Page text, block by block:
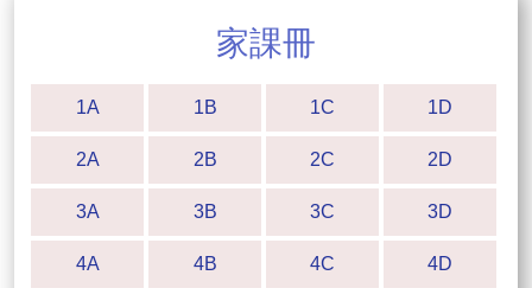
家課冊
1A 1B 1C 1D
2A 2B 2C 2D
3A 3B 3C 3D
4A 4B 4C 4D